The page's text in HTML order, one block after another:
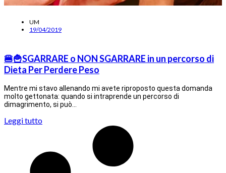
UM
19/04/2019
🍔🍟SGARRARE o NON SGARRARE in un percorso di
Dieta Per Perdere Peso
Mentre mi stavo allenando mi avete riproposto questa domanda
molto gettonata: quando si intraprende un percorso di
dimagrimento, si può…
Leggi tutto